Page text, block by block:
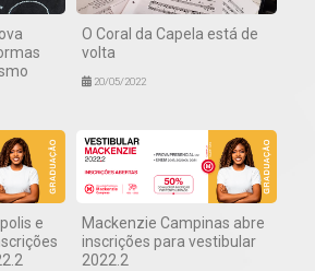
O Coral da Capela está de
volta
20/05/2022
e
Mackenzie Campinas abre
inscrições para vestibular
2022.2